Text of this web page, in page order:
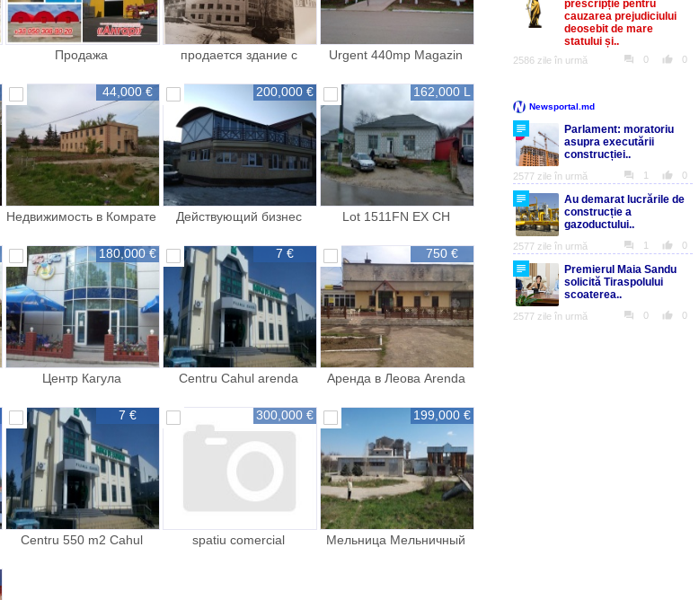
Продажа
зданий
продается здание с
Urgent 440mp Magazin
satului
44,000 €
Недвижимость в Комрате
200,000 €
Действующий бизнес
162,000 L
Lot 1511FN EX CH
180,000 €
Центр Кагула
7 €
Centru Cahul arenda
750 €
Аренда в Леова Arenda
7 €
Centru 550 m2 Cahul
300,000 €
spatiu comercial
199,000 €
Мельница Мельничный